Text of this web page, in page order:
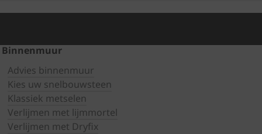
Binnenmuur
Advies binnenmuur
Kies uw snelbouwsteen
Klassiek metselen
Verlijmen met lijmmortel
Verlijmen met Dryfix